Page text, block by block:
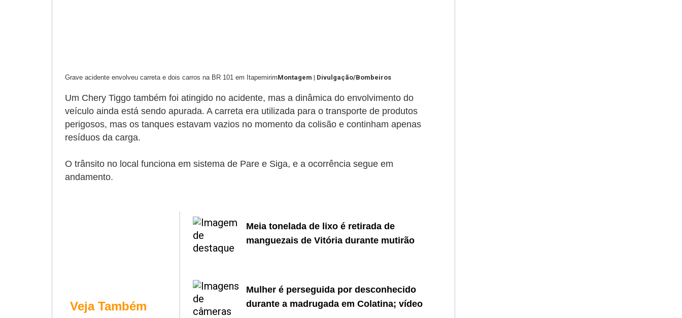
Grave acidente envolveu carreta e dois carros na BR 101 em ItapemirimMontagem | Divulgação/Bombeiros
Um Chery Tiggo também foi atingido no acidente, mas a dinâmica do envolvimento do
veículo ainda está sendo apurada. A carreta era utilizada para o transporte de produtos
perigosos, mas os tanques estavam vazios no momento da colisão e continham apenas
resíduos da carga.
O trânsito no local funciona em sistema de Pare e Siga, e a ocorrência segue em
andamento.
Veja Também
Meia tonelada de lixo é retirada de
manguezais de Vitória durante mutirão
Mulher é perseguida por desconhecido
durante a madrugada em Colatina; vídeo